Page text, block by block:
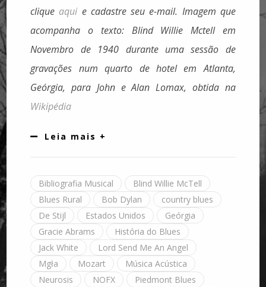
clique aqui e cadastre seu e-mail. Imagem que
acompanha o texto: Blind Willie Mctell em
Novembro de 1940 durante uma sessão de
gravações num quarto de hotel em Atlanta,
Geórgia, para John e Alan Lomax, obtida na
Wikipédia
Leia mais +
Bibliografia Musical
Blind Willie McTell
Blues Rural
Bob Dylan
country blues
De Stijl
Estados Unidos
Geórgia
Gracie Abrams
História do Blues
Jack White
Lord Send Me An Angel
Mgła
Mozart
Música Acústica
Neurosis
NOFX
Piedmont Blues